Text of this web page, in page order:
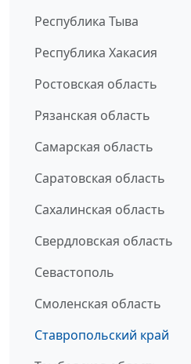
Республика Тыва
Республика Хакасия
Ростовская область
Рязанская область
Самарская область
Саратовская область
Сахалинская область
Свердловская область
Севастополь
Смоленская область
Ставропольский край